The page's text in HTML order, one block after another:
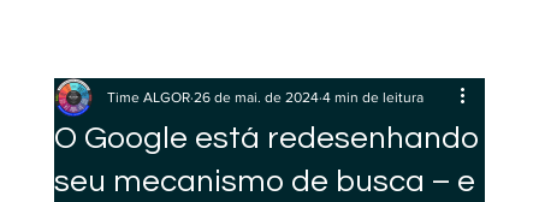
O Google está redesenhando
seu mecanismo de busca – e
Time ALGOR 26 de mai. de 2024 4 min de leitura